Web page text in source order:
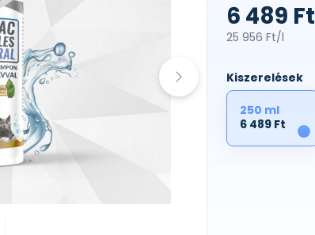
6 489 Ft
25 956 Ft/l
Kiszerelések
1
250 ml
6 489 Ft